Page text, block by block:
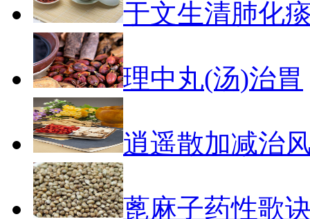
于文生清肺化
理中丸(汤)治胃
逍遥散加减治
蓖麻子药性歌